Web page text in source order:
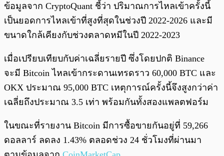
ข้อมูลจาก CryptoQuant ชี้ว่า ปริมาณการไหลเข้าครั้งนี้
เป็นยอดการไหลเข้าที่สูงที่สุดในช่วงปี 2022-2026 และมี
ขนาดใกล้เคียงกับช่วงตลาดหมีในปี 2022-2023
เมื่อเปรียบเทียบกับค่าเฉลี่ยรายปี ซึ่งโดยปกติ Binance
จะมี Bitcoin ไหลเข้ากระดานเทรดราว 60,000 BTC และ
OKX ประมาณ 95,000 BTC เหตุการณ์ครั้งนี้จึงสูงกว่าค่า
เฉลี่ยถึงประมาณ 3.5 เท่า พร้อมกันทั้งสองแพลตฟอร์ม
ในขณะที่รายงาน Bitcoin มีการซื้อขายกันอยู่ที่ 59,266
ดอลลาร์ ลดลง 1.43% ตลอดช่วง 24 ชั่วโมงที่ผ่านมา